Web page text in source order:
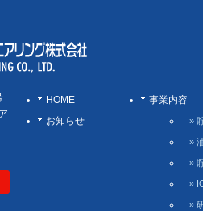
HOME
お知らせ
事業内容
»
»
»
»
»